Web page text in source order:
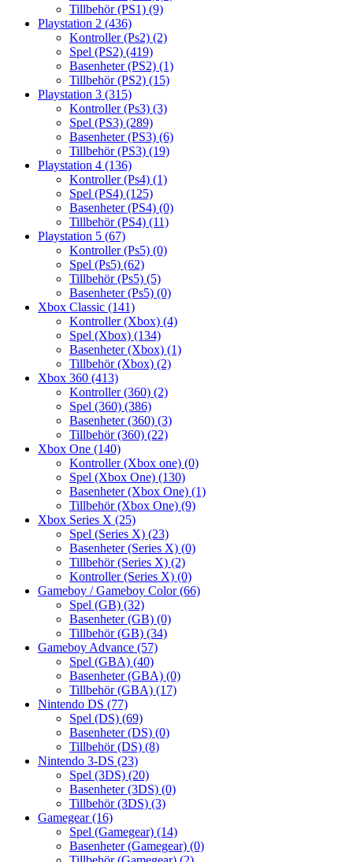
Tillbehör (PS1) (9)
Playstation 2 (436)
Kontroller (Ps2) (2)
Spel (PS2) (419)
Basenheter (PS2) (1)
Tillbehör (PS2) (15)
Playstation 3 (315)
Kontroller (Ps3) (3)
Spel (PS3) (289)
Basenheter (PS3) (6)
Tillbehör (PS3) (19)
Playstation 4 (136)
Kontroller (Ps4) (1)
Spel (PS4) (125)
Basenheter (PS4) (0)
Tillbehör (PS4) (11)
Playstation 5 (67)
Kontroller (Ps5) (0)
Spel (Ps5) (62)
Tillbehör (Ps5) (5)
Basenheter (Ps5) (0)
Xbox Classic (141)
Kontroller (Xbox) (4)
Spel (Xbox) (134)
Basenheter (Xbox) (1)
Tillbehör (Xbox) (2)
Xbox 360 (413)
Kontroller (360) (2)
Spel (360) (386)
Basenheter (360) (3)
Tillbehör (360) (22)
Xbox One (140)
Kontroller (Xbox one) (0)
Spel (Xbox One) (130)
Basenheter (Xbox One) (1)
Tillbehör (Xbox One) (9)
Xbox Series X (25)
Spel (Series X) (23)
Basenheter (Series X) (0)
Tillbehör (Series X) (2)
Kontroller (Series X) (0)
Gameboy / Gameboy Color(66)
Spel (GB) (32)
Basenheter (GB) (0)
Tillbehör (GB) (34)
Gameboy Advance (57)
Spel (GBA) (40)
Basenheter (GBA) (0)
Tillbehör (GBA) (17)
Nintendo DS (77)
Spel (DS) (69)
Basenheter (DS) (0)
Tillbehör (DS) (8)
Nintendo 3-DS (23)
Spel (3DS) (20)
Basenheter (3DS) (0)
Tillbehör (3DS) (3)
Gamegear(16)
Spel (Gamegear) (14)
Basenheter (Gamegear) (0)